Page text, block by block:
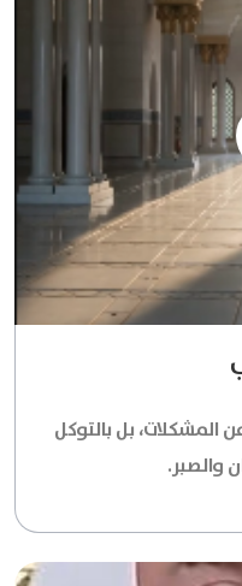
المشكلات، بل بالتوكل
والصبر.